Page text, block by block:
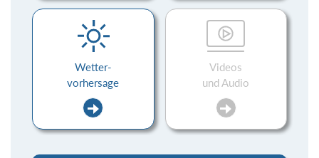
Wetter-
vorhersage
Videos
und Audio